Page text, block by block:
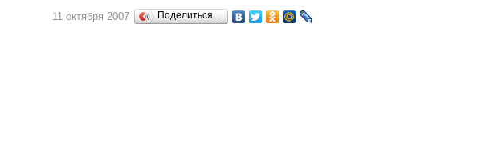
11 октября 2007 Поделиться…